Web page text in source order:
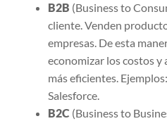
B2B (Business to
cliente. Venden
empresas. De esta
economizar los costos y
más eficientes.
Salesforce.
B2C (Business to